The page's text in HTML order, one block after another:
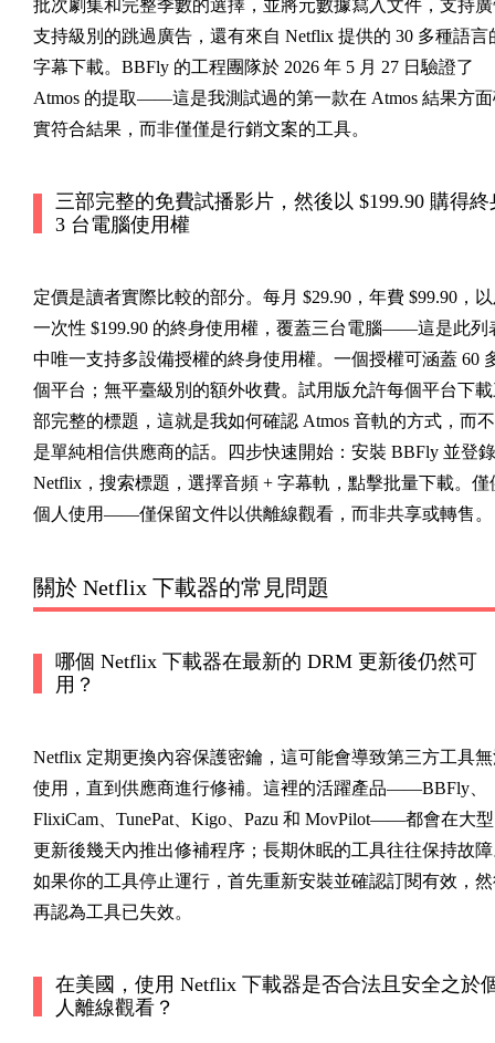
批次劇集和完整季數的選擇，並將元數據寫入文件，支持
支持級別的跳過廣告，還有來自 Netflix 提供的 30 多種語言
字幕下載。BBFly 的工程團隊於 2026 年 5 月 27 日驗證了
Atmos 的提取——這是我測試過的第一款在 Atmos 結果方
實符合結果，而非僅僅是行銷文案的工具。
三部完整的免費試播影片，然後以 $199.90 購得終
3 台電腦使用權
定價是讀者實際比較的部分。每月 $29.90，年費 $99.90，
一次性 $199.90 的終身使用權，覆蓋三台電腦——這是此列
中唯一支持多設備授權的終身使用權。一個授權可涵蓋 60
個平台；無平臺級別的額外收費。試用版允許每個平台下
部完整的標題，這就是我如何確認 Atmos 音軌的方式，而不
是單純相信供應商的話。四步快速開始：安裝 BBFly 並登錄
Netflix，搜索標題，選擇音頻 + 字幕軌，點擊批量下載。僅
個人使用——僅保留文件以供離線觀看，而非共享或轉售。
關於 Netflix 下載器的常見問題
哪個 Netflix 下載器在最新的 DRM 更新後仍然可
用？
Netflix 定期更換內容保護密鑰，這可能會導致第三方工具
使用，直到供應商進行修補。這裡的活躍產品——BBFly、
FlixiCam、TunePat、Kigo、Pazu 和 MovPilot——都會在大型
更新後幾天內推出修補程序；長期休眠的工具往往保持故
如果你的工具停止運行，首先重新安裝並確認訂閱有效，
再認為工具已失效。
在美國，使用 Netflix 下載器是否合法且安全之於
人離線觀看？